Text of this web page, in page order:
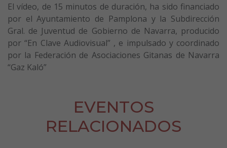
El vídeo, de 15 minutos de duración, ha sido financiado
por el Ayuntamiento de Pamplona y la Subdirección
Gral. de Juventud de Gobierno de Navarra, producido
por “En Clave Audiovisual” , e impulsado y coordinado
por la Federación de Asociaciones Gitanas de Navarra
“Gaz Kaló”
EVENTOS
RELACIONADOS